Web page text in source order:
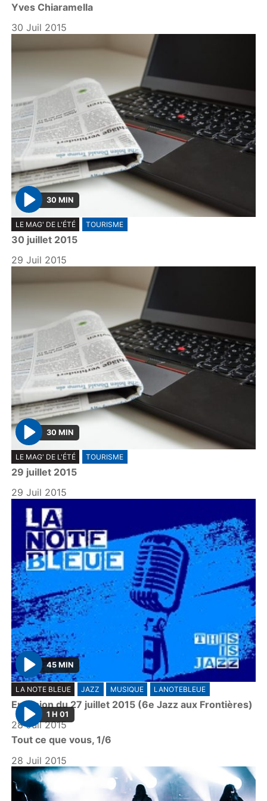
a
y
Yves Chiaramella
30 Juil 2015
P
l
a
y
30 MIN
LE MAG' DE L'ÉTÉ TOURISME
30 juillet 2015
29 Juil 2015
P
l
a
y
30 MIN
LE MAG' DE L'ÉTÉ TOURISME
29 juillet 2015
29 Juil 2015
P
l
a
y
45 MIN
LA NOTE BLEUE JAZZ MUSIQUE LANOTEBLEUE
Emission du 27 juillet 2015 (6e Jazz aux Frontières)
28 Juil 2015
P
l
a
y
1 H 01
Tout ce que vous, 1/6
28 Juil 2015